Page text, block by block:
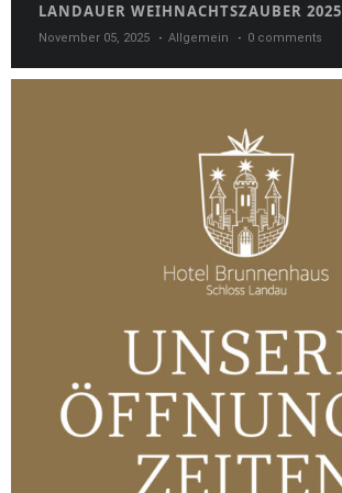
LANDAUER WEIHNACHTSZAUBER 2025
November 05, 2025 Allgemein 0 comments